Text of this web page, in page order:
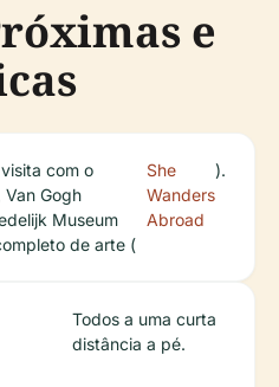
e
com o
Van Gogh
Museum
de arte (
She
Wanders
Abroad
).
Todos a uma curta
distância a pé.